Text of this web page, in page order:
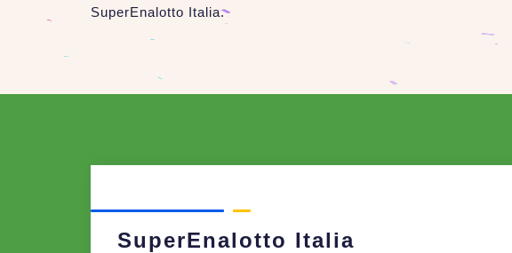
SuperEnalotto Italia.
SuperEnalotto Italia